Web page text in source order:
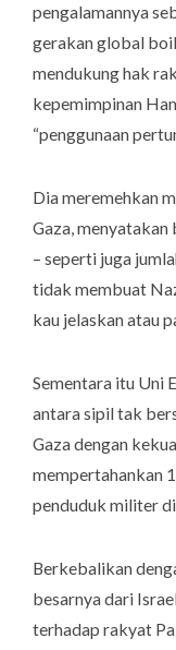
pengalamannya
gerakan global
mendukung hak
kepemimpinan
“penggunaan
Dia meremehkan
Gaza, menyatakan
– seperti juga
tidak membuat
kau jelaskan atau
Sementara itu Uni
antara sipil tak
Gaza dengan
mempertahankan
penduduk militer
Berkebalikan
besarnya dari
terhadap rakyat